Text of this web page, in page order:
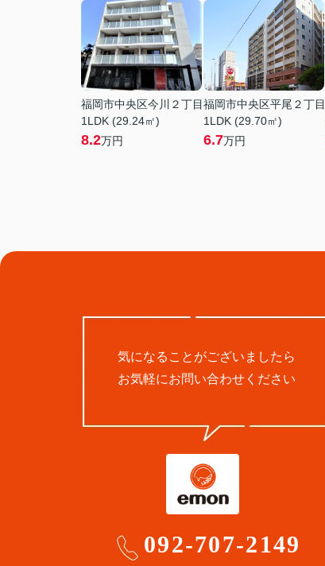
福岡市中央区今川２丁目
1LDK (29.24㎡)
8.2万円
福岡市中央区平尾２丁目
1LDK (29.70㎡)
6.7万円
気になることがございましたら
お気軽にお問い合わせください
092-707-2149